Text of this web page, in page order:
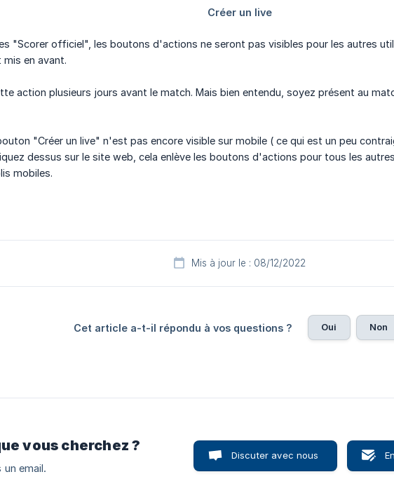
"Scorer officiel", les boutons d'actions ne seront pas visibles pour les autres
en avant.
action plusieurs jours avant le match. Mais bien entendu, soyez présent au
"Créer un live" n'est pas encore visible sur mobile ( ce qui est un peu
dessus sur le site web, cela enlève les boutons d'actions pour tous les
mobiles.
Mis à jour le : 08/12/2022
Cet article a-t-il répondu à vos questions ? Oui Non
vous cherchez ?
email.
Discuter avec nous